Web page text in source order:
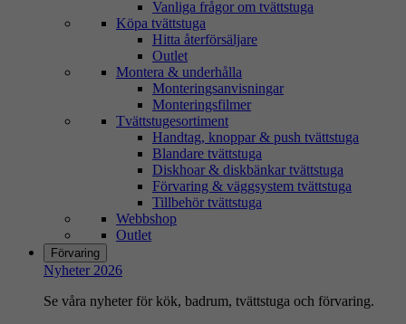
Vanliga frågor om tvättstuga
Köpa tvättstuga
Hitta återförsäljare
Outlet
Montera & underhålla
Monteringsanvisningar
Monteringsfilmer
Tvättstugesortiment
Handtag, knoppar & push tvättstuga
Blandare tvättstuga
Diskhoar & diskbänkar tvättstuga
Förvaring & väggsystem tvättstuga
Tillbehör tvättstuga
Webbshop
Outlet
Förvaring
Nyheter 2026
Se våra nyheter för kök, badrum, tvättstuga och förvaring.